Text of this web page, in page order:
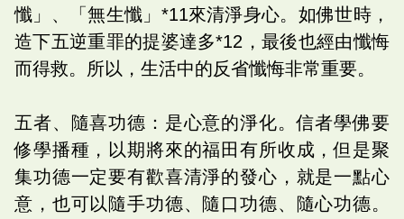
懺」、「無生懺」*11來清淨身心。如佛世時，
造下五逆重罪的提婆達多*12，最後也經由懺悔
而得救。所以，生活中的反省懺悔非常重要。
五者、隨喜功德：是心意的淨化。信者學佛要
修學播種，以期將來的福田有所收成，但是聚
集功德一定要有歡喜清淨的發心，就是一點心
意，也可以隨手功德、隨口功德、隨心功德。